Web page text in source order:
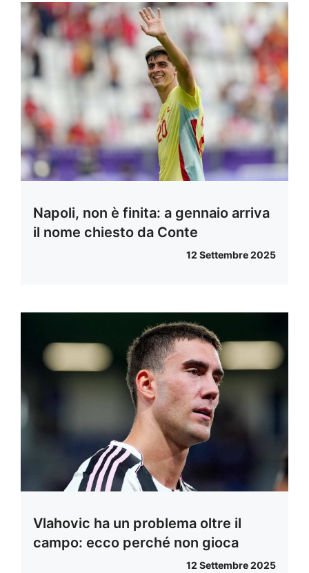
Napoli, non è finita: a gennaio arriva
il nome chiesto da Conte
12 Settembre 2025
Vlahovic ha un problema oltre il
campo: ecco perché non gioca
12 Settembre 2025